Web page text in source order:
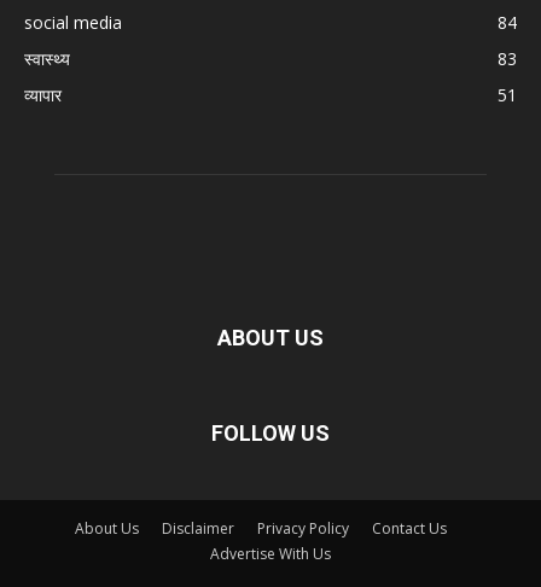
social media
84
स्वास्थ्य
83
व्यापार
51
ABOUT US
FOLLOW US
About Us Disclaimer Privacy Policy
Contact Us
Advertise With Us